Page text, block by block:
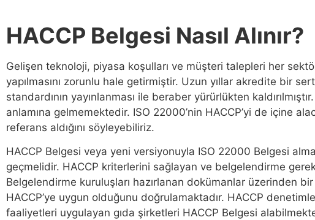
HACCP Belgesi Nasıl Alınır?
Gelişen teknoloji, piyasa koşulları ve müşteri talepleri her
yapılmasını zorunlu hale getirmiştir. Uzun yıllar akredite bir
standardının yayınlanması ile beraber yürürlükten
anlamına gelmemektedir. ISO 22000’nin HACCP’yi de içine
referans aldığını söyleyebiliriz.
HACCP Belgesi veya yeni versiyonuyla ISO 22000 Belgesi
geçmelidir. HACCP kriterlerini sağlayan ve belgelendirme
Belgelendirme kuruluşları hazırlanan dokümanlar üzerinden
HACCP’ye uygun olduğunu doğrulamaktadır. HACCP
faaliyetleri uygulayan gıda şirketleri HACCP Belgesi